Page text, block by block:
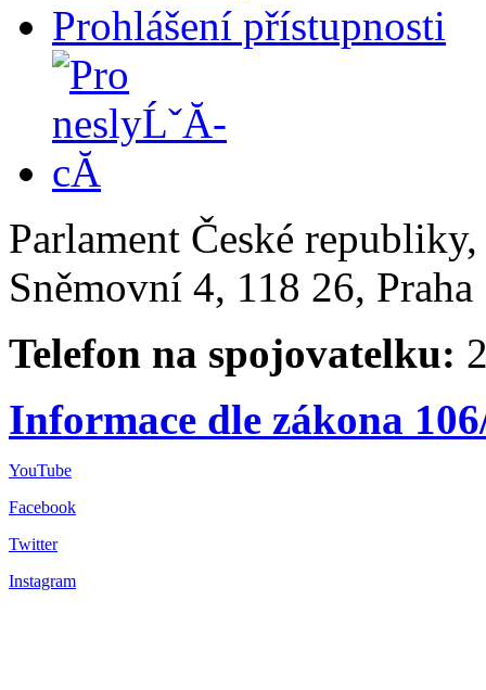
Prohlášení přístupnosti
Parlament České
Sněmovní 4, 118 26,
Telefon na spojovatelku:
Informace dle zákona
YouTube
Facebook
Twitter
Instagram